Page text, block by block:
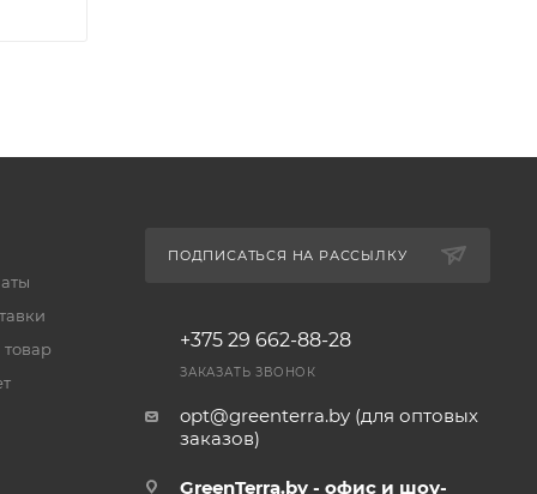
ПОДПИСАТЬСЯ НА РАССЫЛКУ
+375 29 662-88-28
ЗАКАЗАТЬ ЗВОНОК
opt@greenterra.by (для оптовых
заказов)
GreenTerra.by - офис и шоу-